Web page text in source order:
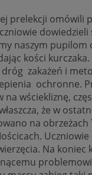
prelekcji omówili
naszym
kości
dróg zakażeń i
ochronne.
wściekliznę,
że w
na
Na